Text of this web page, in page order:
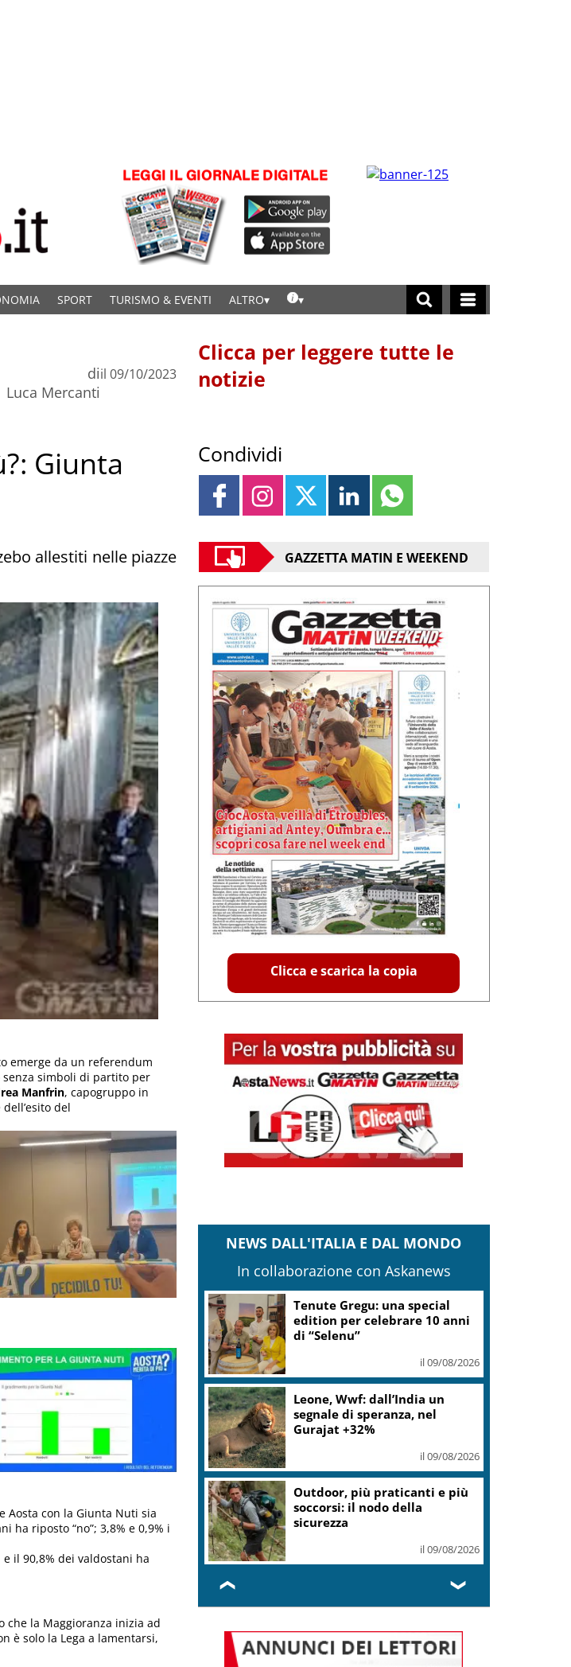
SPORT TURISMO & EVENTI ALTRO
di
Luca Mercanti
il 09/10/2023
Giunta
allestiti nelle piazze
emerge da un referendum
senza simboli di partito per
Manfrin, capogruppo in
del
Aosta con la Giunta Nuti sia
ha riposto “no”; 3,8% e 0,9% i
il 90,8% dei valdostani ha
che la Maggioranza inizia ad
è solo la Lega a lamentarsi,
Clicca per leggere tutte le
notizie
Condividi
GAZZETTA MATIN E WEEKEND
Clicca e scarica la copia
NEWS DALL'ITALIA E DAL MONDO
In collaborazione con Askanews
Tenute Gregu: una special
edition per celebrare 10 anni
di “Selenu”
il 09/08/2026
Leone, Wwf: dall’India un
segnale di speranza, nel
Gurajat +32%
il 09/08/2026
Outdoor, più praticanti e più
soccorsi: il nodo della
sicurezza
il 09/08/2026
❮ ❯